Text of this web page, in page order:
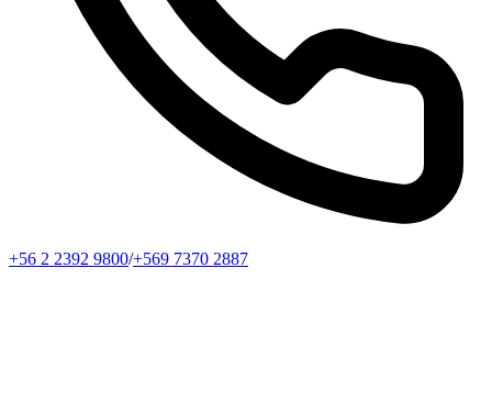
+56 2 2392 9800/+569 7370 2887